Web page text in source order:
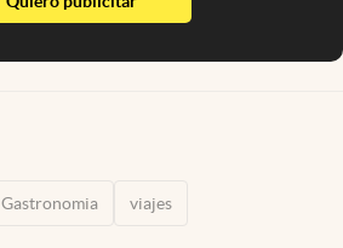
Gastronomia viajes